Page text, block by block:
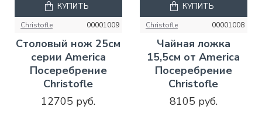
Christofle 00001009
Столовый нож 25см
серии America
Посеребрение
Christofle
12705 руб.
КУПИТЬ
Christofle 00001008
Чайная ложка
15,5см от America
Посеребрение
Christofle
8105 руб.
КУПИТЬ